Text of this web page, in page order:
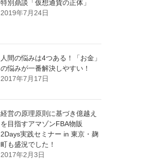
特別鼎談「仮想通貨の正体」
2019年7月24日
人間の悩みは4つある！「お金」
の悩みが一番解決しやすい！
2017年7月17日
経営の原理原則に基づき億越え
を目指すアマゾンFBA物販
2Days実践セミナー in 東京・麹
町も盛況でした！
2017年2月3日